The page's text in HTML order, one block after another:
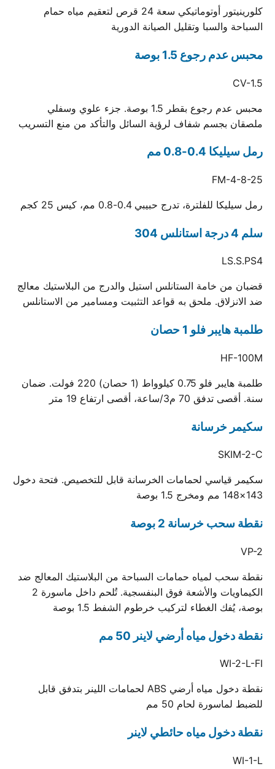
كلورينيتور أوتوماتيكي سعة 24 قرص لتعقيم مياه حمام
السباحة والسبا وتقليل الصيانة الدورية
محبس عدم رجوع 1.5 بوصة
CV-1.5
محبس عدم رجوع بقطر 1.5 بوصة. جزء علوي وسفلي
ملصقان بجسم شفاف لرؤية السائل والتأكد من منع التسريب
رمل سيليكا 0.4-0.8 مم
FM-4-8-25
رمل سيليكا للفلترة، تدرج حبيبي 0.4-0.8 مم، كيس 25 كجم
سلم 4 درجة استانلس 304
LS.S.PS4
قضبان من خامة الستانلس استيل والدرج من البلاستيك معالج
ضد الانزلاق. ملحق به قواعد التثبيت ومسامير من الاستانلس
طلمبة هايبر فلو 1 حصان
HF-100M
طلمبة هايبر فلو 0.75 كيلوواط (1 حصان) 220 فولت. ضمان
سنة. أقصى تدفق 70 م3/ساعة، أقصى ارتفاع 19 متر
سكيمر خرسانة
SKIM-2-C
سكيمر قياسي لحمامات الخرسانة قابل للتخصيص. فتحة دخول
143×148 مم ومخرج 1.5 بوصة
نقطة سحب خرسانة 2 بوصة
VP-2
نقطة سحب لمياه حمامات السباحة من البلاستيك المعالج ضد
الكيماويات والأشعة فوق البنفسجية. تُلحم داخل ماسورة 2
بوصة، يُفك الغطاء لتركيب خرطوم الشفط 1.5 بوصة
نقطة دخول مياه أرضي لاينر 50 مم
WI-2-L-FI
نقطة دخول مياه أرضي ABS لحمامات اللينر بتدفق قابل
للضبط لماسورة لحام 50 مم
نقطة دخول مياه حائطي لاينر
WI-1-L